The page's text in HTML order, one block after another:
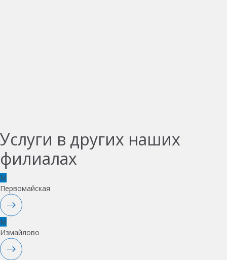
Услуги в других наших
филиалах
M
Первомайская
M
Измайлово